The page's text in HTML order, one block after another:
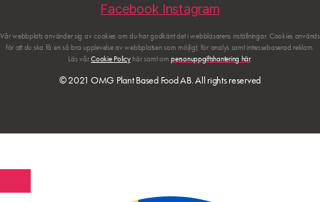
Facebook Instagram
Vår webbplats använder sig av cookies om du har godkänt det i webbläsarens inställningar. Cookies används
för att du ska få en så bra upplevelse av webbplatsen som möjligt, för analys samt intressebaserad reklam.
Läs vårCookie Policyhär samt ompersonuppgiftshantering här.
© 2021 OMG Plant Based Food AB. All rights reserved